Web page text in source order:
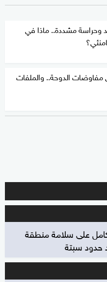
وحراسة مشددة.. ماذا في
الدوحة.. والملفات
على سلامة منطقة
حدود سبتة